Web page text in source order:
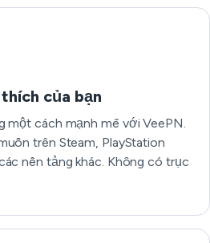
của bạn
một cách mạnh mẽ với VeePN.
trên Steam, PlayStation
nền tảng khác. Không có trục